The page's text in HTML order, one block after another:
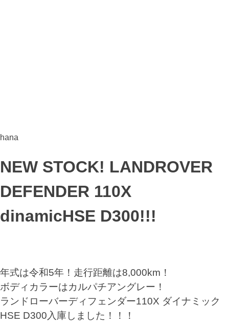
hana
NEW STOCK! LANDROVER
DEFENDER 110X
dinamicHSE D300!!!
年式は令和5年！走行距離は8,000km！
ボディカラーはカルパチアングレー！
ランドローバーディフェンダー110X ダイナミック
HSE D300入庫しました！！！